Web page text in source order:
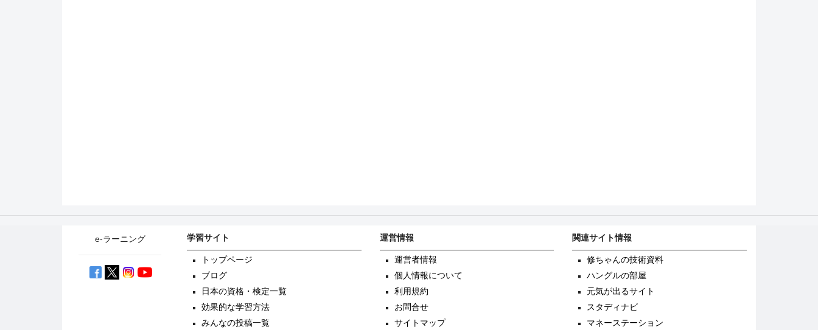
e-ラーニング 学習サイト
トップページ
ブログ
日本の資格・検定一覧
効果的な学習方法
みんなの投稿一覧
運営情報
運営者情報
個人情報について
利用規約
お問合せ
サイトマップ
関連サイト情報
修ちゃんの技術資料
ハングルの部屋
元気が出るサイト
スタディナビ
マネーステーション